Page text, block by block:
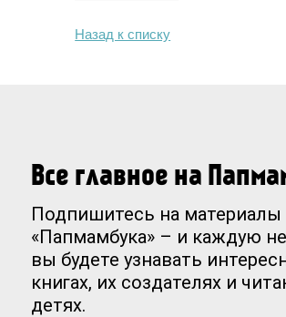
Назад к списку
Все главное на
Подпишитесь на материалы
«Папмамбука» – и каждую
вы будете узнавать
книгах, их создателях и
детях.